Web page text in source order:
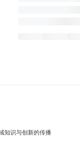
知识与创新的传播